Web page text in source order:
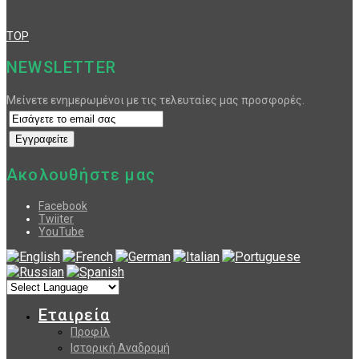
TOP
NEWSLETTER
Μείνετε ενημερωμένοι με τις τελευταίες μας προσφορές.
Ακολουθήστε μας
Facebook
Twiiter
YouTube
Εταιρεία
Προφίλ
Ιστορική Αναδρομή